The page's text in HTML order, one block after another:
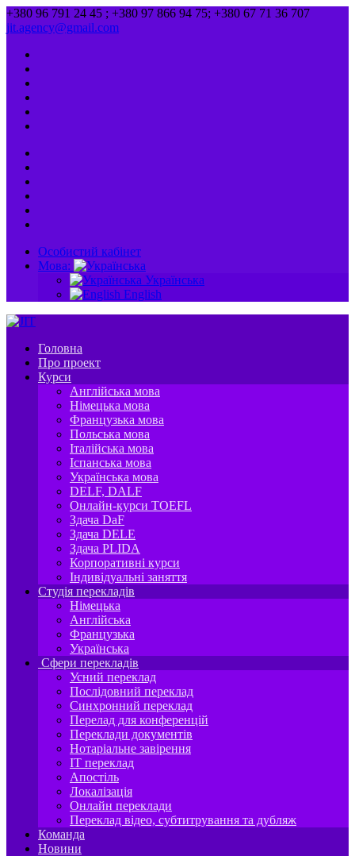
+380 96 791 24 45 ; +380 97 866 94 75; +380 67 71 36 707
jit.agency@gmail.com
Особистий кабінет
Мова:
Українська
English
Головна
Про проект
Курси
Англійська мова
Німецька мова
Французька мова
Польська мова
Італійська мова
Іспанська мова
Українська мова
DELF, DALF
Онлайн-курси TOEFL
Здача DaF
Здача DELE
Здача PLIDA
Корпоративні курси
Індивідуальні заняття
Студія перекладів
Німецька
Англійська
Французька
Українська
Сфери перекладів
Усний переклад
Послідовний переклад
Синхронний переклад
Перелад для конференцій
Переклади документів
Нотаріальне завірення
IT переклад
Апостіль
Локалізація
Онлайн переклади
Переклад відео, субтитрування та дубляж
Команда
Новини